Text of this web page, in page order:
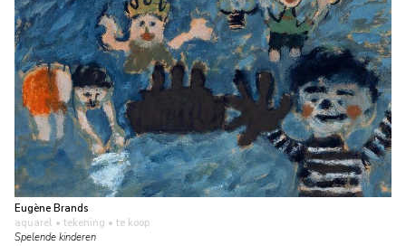
Eugène Brands
aquarel • tekening • te koop
Spelende kinderen